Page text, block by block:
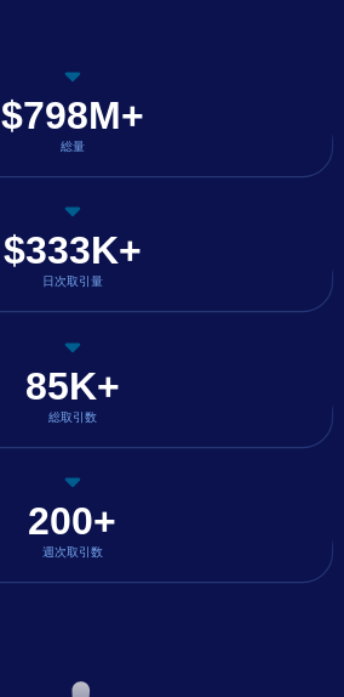
$798M+
総量
$333K+
日次取引量
85K+
総取引数
200+
週次取引数